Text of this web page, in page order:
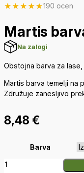
★★★★★190 ocen
Martis
Na zalogi
Obstojna barva za
Martis barva temelji na
Združuje zanesljivo
8,48 €
Barva
Martis